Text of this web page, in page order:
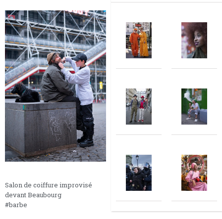
Salon de coiffure improvisé
devant Beaubourg
#barbe